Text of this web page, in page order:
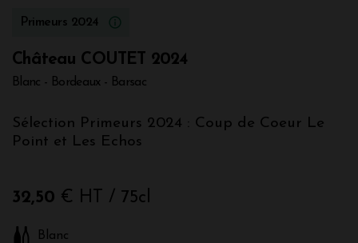
Primeurs 2024
Château COUTET 2024
Blanc - Bordeaux - Barsac
Sélection Primeurs 2024 : Coup de Coeur Le
Point et Les Echos
32,50 € HT / 75cl
Blanc